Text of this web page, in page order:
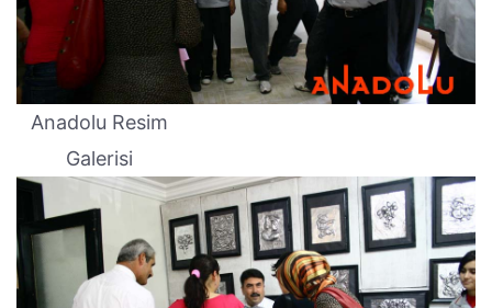
Anadolu Resim
Galerisi